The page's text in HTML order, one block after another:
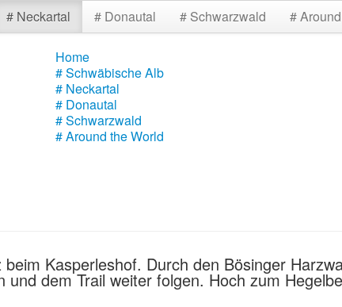
# Neckartal # Donautal # Schwarzwald #
Home
# Schwäbische Alb
# Neckartal
# Donautal
# Schwarzwald
# Around the World
Kasperleshof. Durch den Bösinger
dem Trail weiter folgen. Hoch zum